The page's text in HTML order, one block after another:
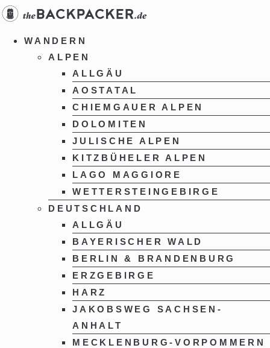
Zum
Inhalt
springenWANDERN
ALPEN
ALLGÄU
AOSTATAL
CHIEMGAUER ALPEN
DOLOMITEN
JULISCHE ALPEN
KITZBÜHELER ALPEN
LAGO MAGGIORE
WETTERSTEINGEBIRGE
DEUTSCHLAND
ALLGÄU
BAYERISCHER WALD
BERLIN & BRANDENBURG
ERZGEBIRGE
HARZ
JAKOBSWEG SACHSEN-
ANHALT
MECKLENBURG-VORPOMMERN